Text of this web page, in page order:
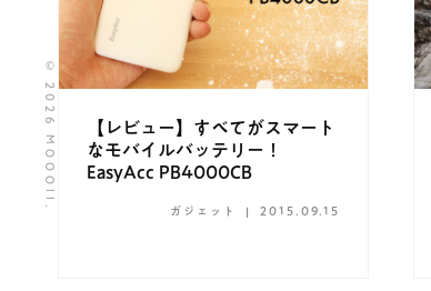
【レビュー】すべてがスマート
なモバイルバッテリー！
EasyAcc PB4000CB
ガジェット 2015.09.15
© 2026 MOOOII.